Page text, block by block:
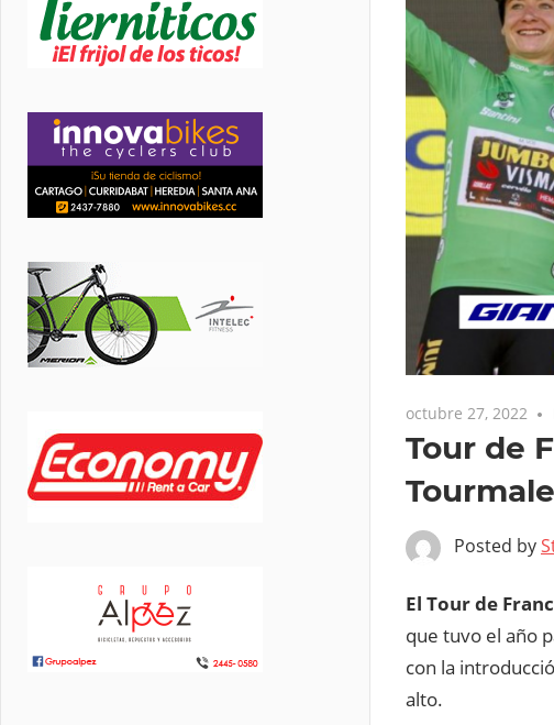
octubre 27, 2022
Tour de
Posted by
El Tour de
que tuvo el año
con la
alto.